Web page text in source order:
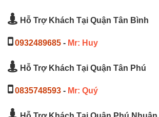
Hỗ Trợ Khách Tại Quận Tân Bình
0932489685 - Mr: Huy
Hỗ Trợ Khách Tại Quận Tân Phú
0835748593 - Mr: Quý